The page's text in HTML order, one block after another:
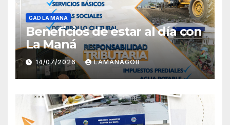
GAD LA MANA
Beneficios de estar al día con
La Maná
14/07/2026 LAMANAGOB